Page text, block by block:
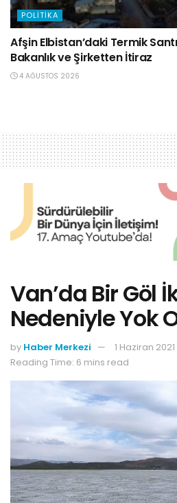
POLITIKA
Afşin Elbistan’daki Termik
Bakanlık ve Şirketten İtiraz
4 AĞUSTOS 2026
Van’da Bir Göl
Nedeniyle Yok
by Haber Merkezi
1 Haziran 2021
Reading Time: 6 mins read